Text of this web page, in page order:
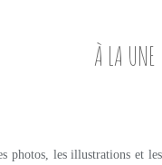
À LA UNE
photos, les illustrations et